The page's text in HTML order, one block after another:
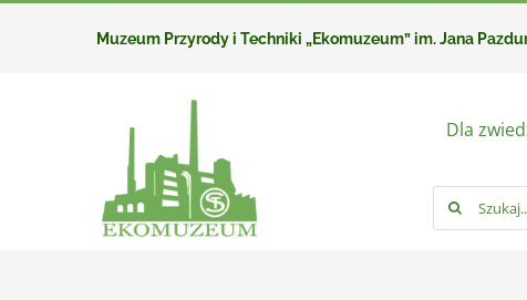
Muzeum Przyrody i Techniki „Ekomuzeum” im. Jana
Dla
Szukaj: